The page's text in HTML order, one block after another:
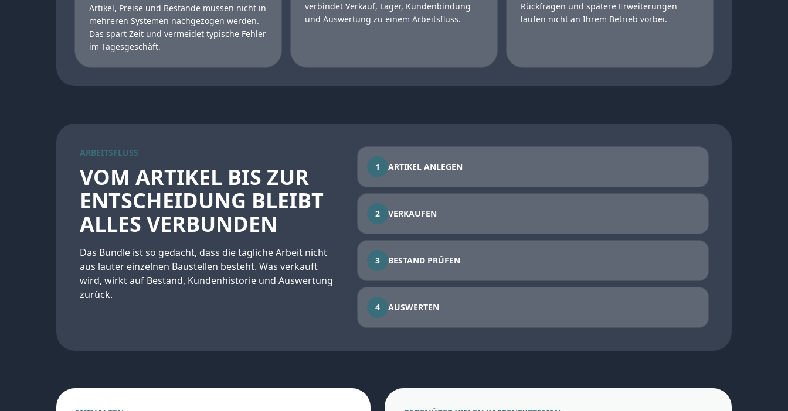
Artikel, Preise und Bestände müssen nicht in
mehreren Systemen nachgezogen werden.
Das spart Zeit und vermeidet typische Fehler
im Tagesgeschäft.
verbindet Verkauf, Lager, Kundenbindung
und Auswertung zu einem Arbeitsfluss.
Rückfragen und spätere Erweiterungen
laufen nicht an Ihrem Betrieb vorbei.
ARBEITSFLUSS
VOM ARTIKEL BIS ZUR
ENTSCHEIDUNG BLEIBT
ALLES VERBUNDEN
Das Bundle ist so gedacht, dass die tägliche Arbeit nicht
aus lauter einzelnen Baustellen besteht. Was verkauft
wird, wirkt auf Bestand, Kundenhistorie und Auswertung
zurück.
1 ARTIKEL ANLEGEN
2 VERKAUFEN
3 BESTAND PRÜFEN
4 AUSWERTEN